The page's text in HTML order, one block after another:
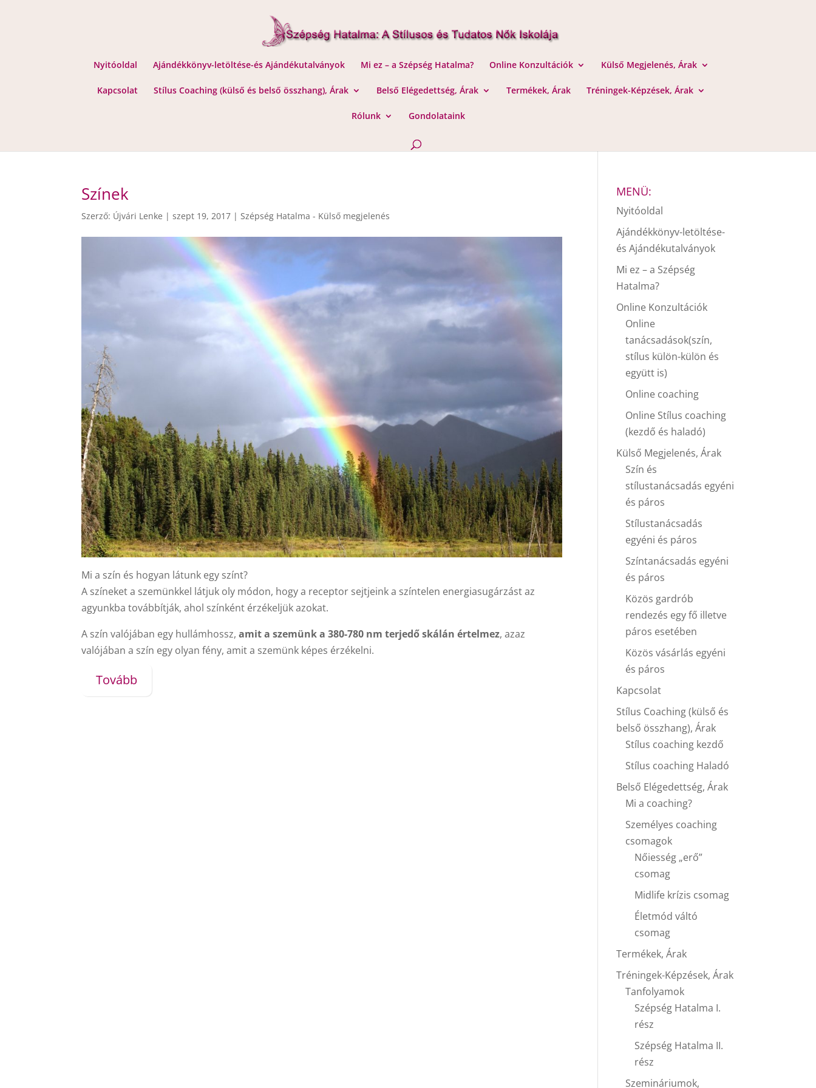
Nyitóoldal Ajándékkönyv-letöltése-és Ajándékutalványok Mi ez – a Szépség Hatalma? Online Konzultációk Külső Megjelenés, Árak
Kapcsolat Stílus Coaching (külső és belső összhang), Árak Belső Elégedettség, Árak Termékek, Árak Tréningek-Képzések, Árak
Rólunk Gondolataink
Színek
Szerző: Újvári Lenke |szept 19, 2017 |Szépség Hatalma - Külső megjelenés
Mi a szín és hogyan látunk egy színt?
A színeket a szemünkkel látjuk oly módon, hogy a receptor sejtjeink a színtelen energiasugárzást az
agyunkba továbbítják, ahol színként érzékeljük azokat.
A szín valójában egy hullámhossz,amit a szemünk a 380-780 nm terjedő skálán értelmez, azaz
valójában a szín egy olyan fény, amit a szemünk képes érzékelni.
Tovább
MENÜ:
Nyitóoldal
Ajándékkönyv-letöltése-
és Ajándékutalványok
Mi ez – a Szépség
Hatalma?
Online Konzultációk
Online
tanácsadások(szín,
stílus külön-külön és
együtt is)
Online coaching
Online Stílus coaching
(kezdő és haladó)
Külső Megjelenés, Árak
Szín és
stílustanácsadás egyéni
és páros
Stílustanácsadás
egyéni és páros
Színtanácsadás egyéni
és páros
Közös gardrób
rendezés egy fő illetve
páros esetében
Közös vásárlás egyéni
és páros
Kapcsolat
Stílus Coaching (külső és
belső összhang), Árak
Stílus coaching kezdő
Stílus coaching Haladó
Belső Elégedettség, Árak
Mi a coaching?
Személyes coaching
csomagok
Nőiesség „erő”
csomag
Midlife krízis csomag
Életmód váltó
csomag
Termékek, Árak
Tréningek-Képzések, Árak
Tanfolyamok
Szépség Hatalma I.
rész
Szépség Hatalma II.
rész
Szemináriumok,